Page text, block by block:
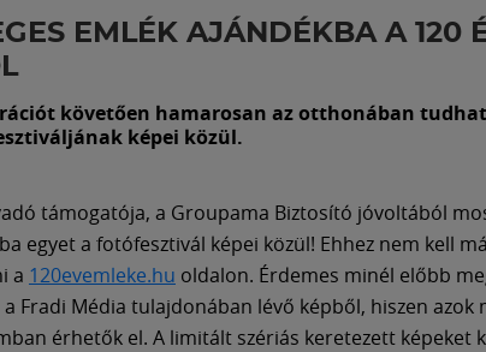
EMLÉK AJÁNDÉKBA A 120
követően hamarosan az otthonában
képei közül.
támogatója, a Groupama Biztosító jóvoltából
egyet a fotófesztivál képei közül! Ehhez nem kell
a 120evemleke.hu oldalon. Érdemes minél előbb
Fradi Média tulajdonában lévő képből, hiszen azok
érhetők el. A limitált szériás keretezett képeket